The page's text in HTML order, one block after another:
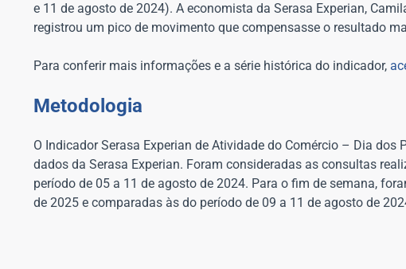
e 11 de agosto de 2024). A economista da Serasa Experian,
registrou um pico de movimento que compensasse o resultado
Para conferir mais informações e a série histórica do indicador,
Metodologia
O Indicador Serasa Experian de Atividade do Comércio – Dia
dados da Serasa Experian. Foram consideradas as consultas
período de 05 a 11 de agosto de 2024. Para o fim de semana,
de 2025 e comparadas às do período de 09 a 11 de agosto de